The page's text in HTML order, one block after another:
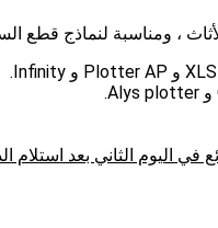
، ومناسبة لنماذج قطع
اليوم الثاني بعد استلام